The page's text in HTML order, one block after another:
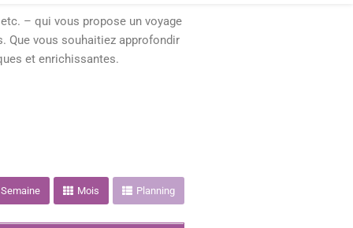
– qui vous propose un voyage
Que vous souhaitiez approfondir
et enrichissantes.
Semaine Mois Planning